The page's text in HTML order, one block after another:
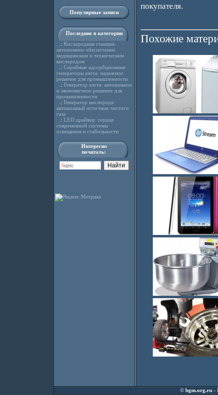
Популярные записи
Последние в категории
.: Кислородная станция:
автономное обеспечение
медицинским и техническим
кислородом
.: Серийные адсорбционные
генераторы азота: надежное
решение для промышленности
.: Генератор азота: автономное
и экономичное решение для
промышленности
.: Генератор кислорода:
автономный источник чистого
газа
.: LED драйвер: сердце
современной системы
освещения и стабильности
Интересно
почитать:
покупателя.
Похожие
©bgm.org.ru-